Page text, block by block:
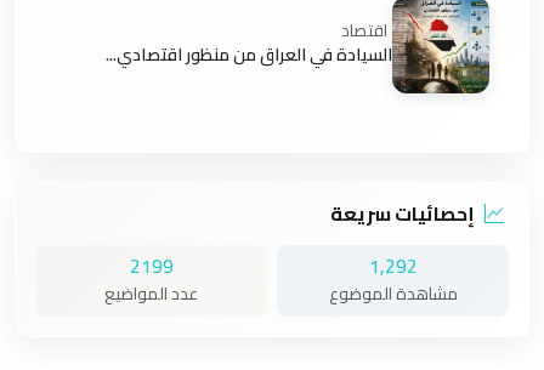
اقتصاد
السيادة في العراق من منظور اقتصادي...
إحصائيات سريعة
1,292
مشاهدة الموضوع
2199
عدد المواضيع